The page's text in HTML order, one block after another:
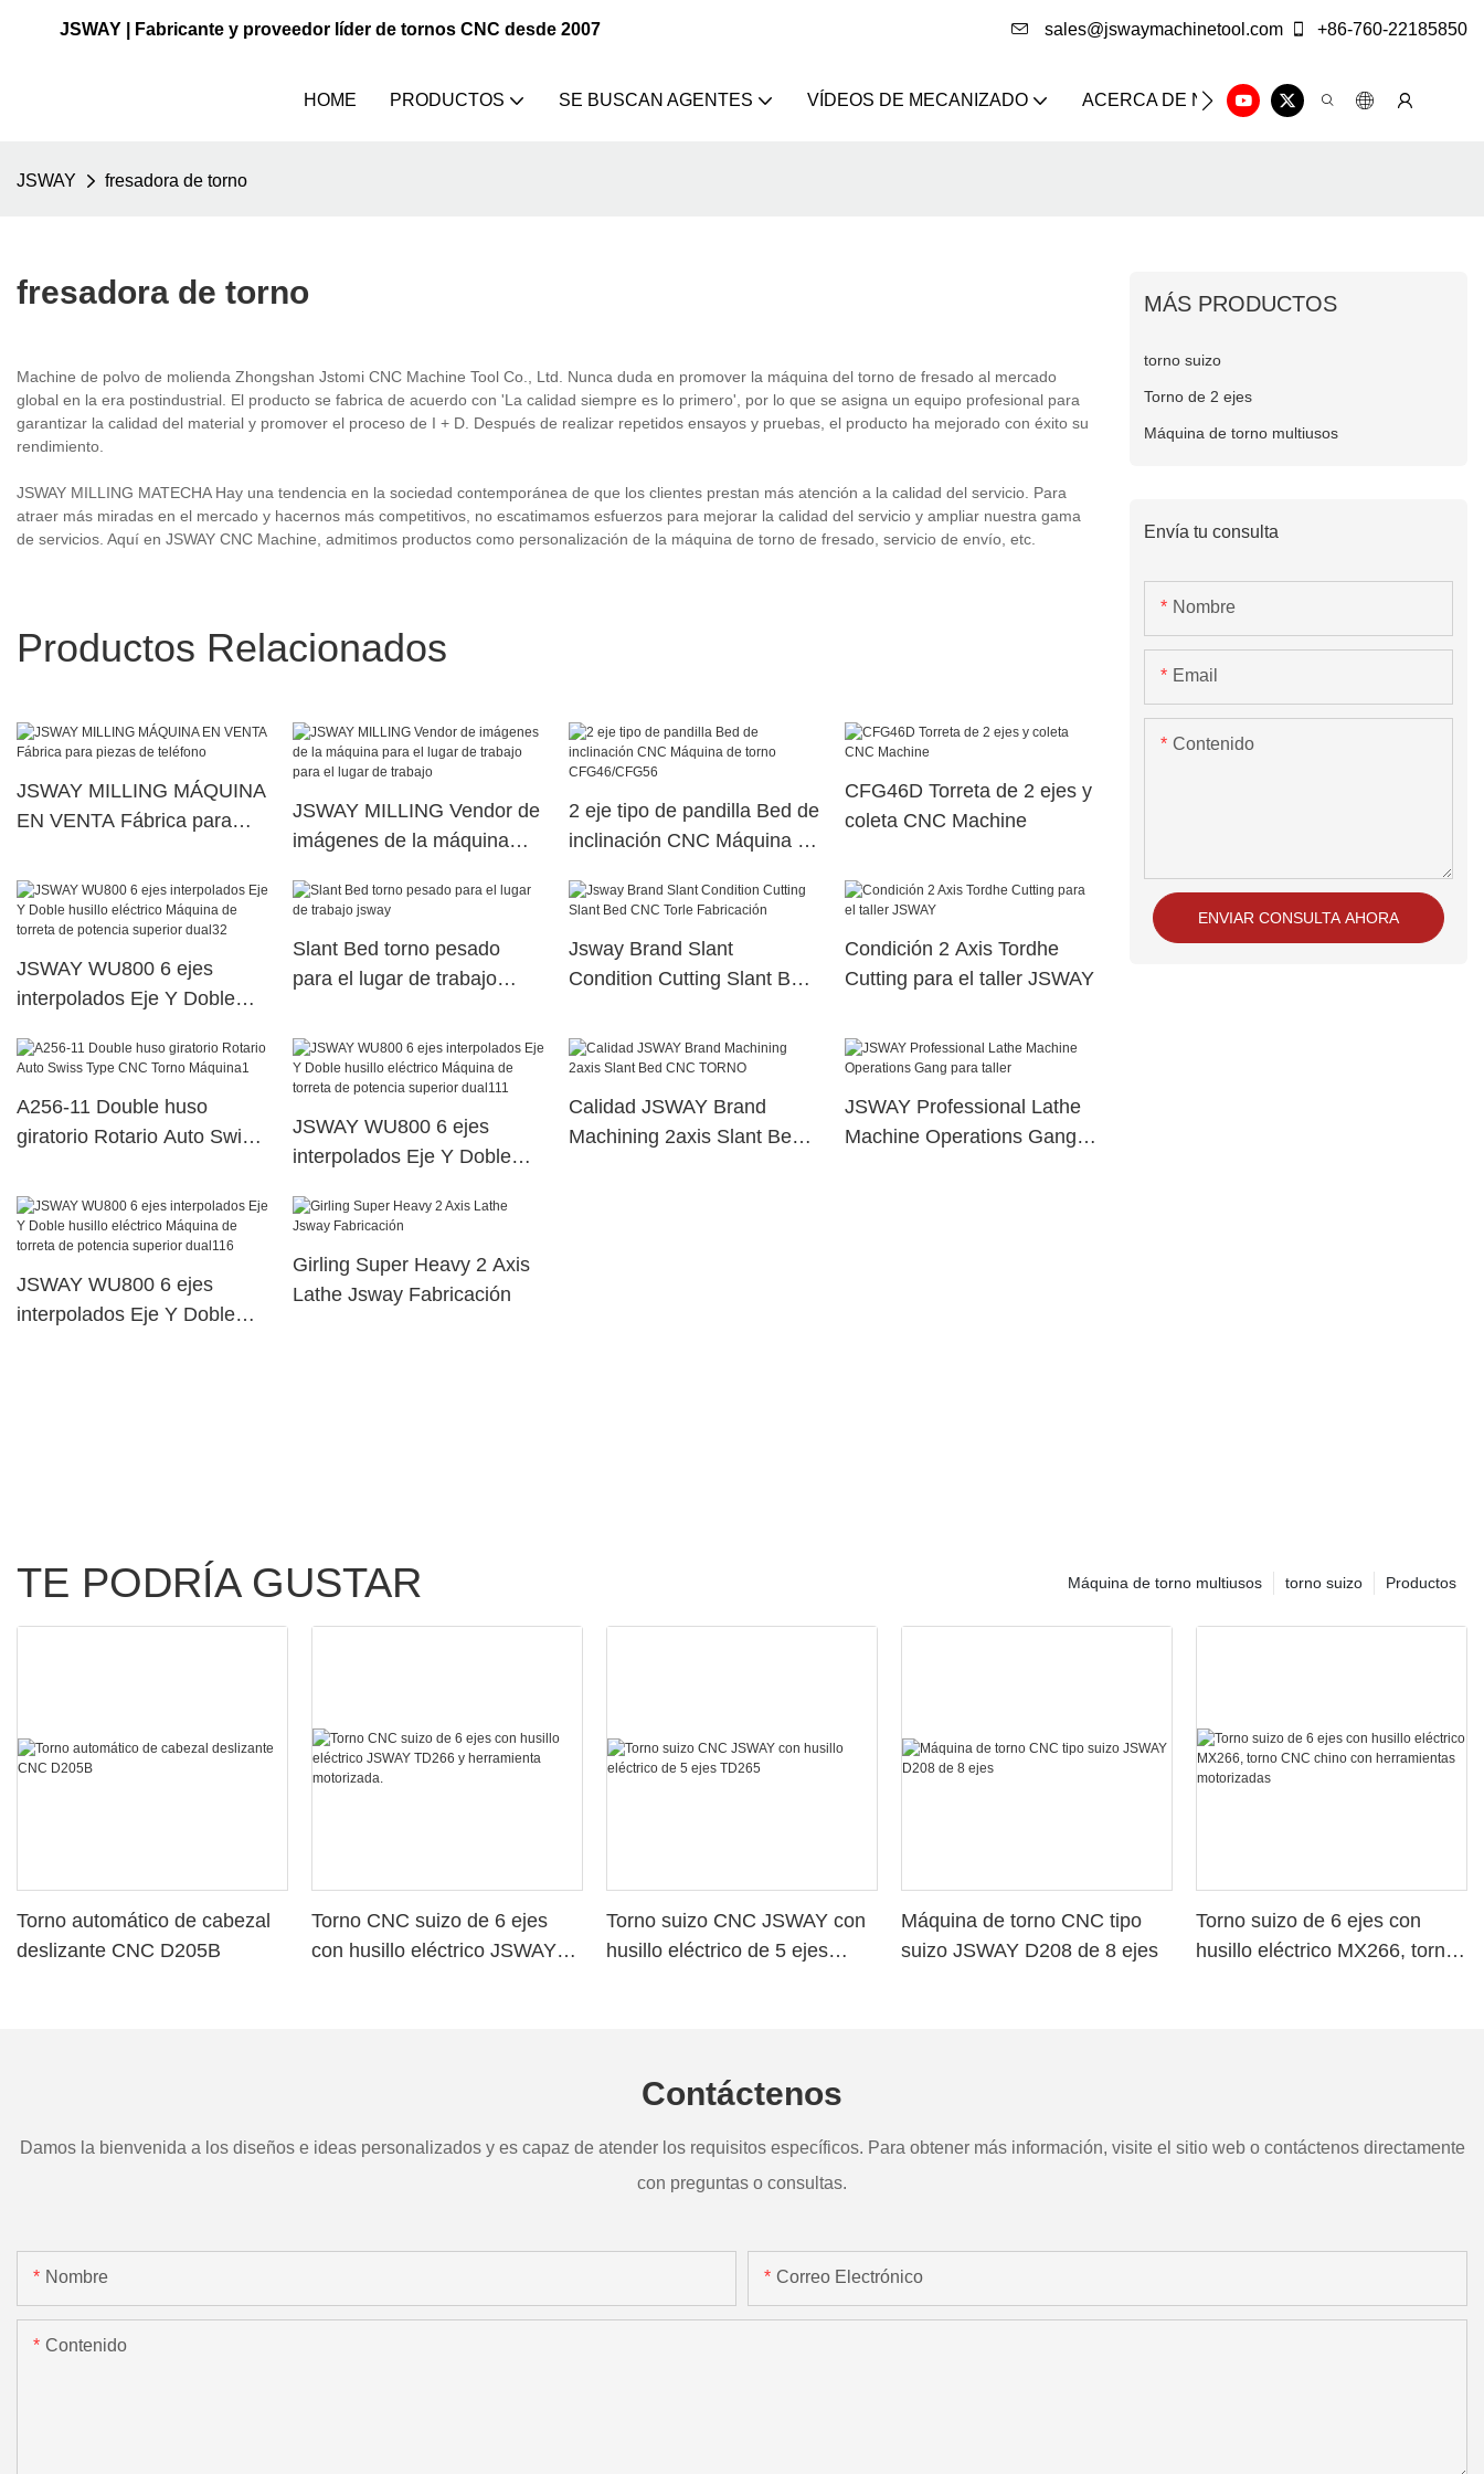
JSWAY | Fabricante y proveedor líder de tornos CNC desde 2007 sales@jswaymachinetool.com +86-760-22185850
HOME PRODUCTOS SE BUSCAN AGENTES VÍDEOS DE MECANIZADO ACERCA DE NOSOTROS SOLUCIÓN
JSWAY fresadora de torno
fresadora de torno
Machine de polvo de molienda Zhongshan Jstomi CNC Machine Tool Co., Ltd. Nunca duda en promover la máquina del torno de fresado al mercado
global en la era postindustrial. El producto se fabrica de acuerdo con 'La calidad siempre es lo primero', por lo que se asigna un equipo profesional para
garantizar la calidad del material y promover el proceso de I + D. Después de realizar repetidos ensayos y pruebas, el producto ha mejorado con éxito su
rendimiento.
JSWAY MILLING MATECHA Hay una tendencia en la sociedad contemporánea de que los clientes prestan más atención a la calidad del servicio. Para
atraer más miradas en el mercado y hacernos más competitivos, no escatimamos esfuerzos para mejorar la calidad del servicio y ampliar nuestra gama
de servicios. Aquí en JSWAY CNC Machine, admitimos productos como personalización de la máquina de torno de fresado, servicio de envío, etc.
Productos Relacionados
JSWAY MILLING MÁQUINA
EN VENTA Fábrica para
JSWAY MILLING Vendor de
imágenes de la máquina
el lugar de trabajo
2 eje tipo de pandilla Bed de
inclinación CNC Máquina de
CFG46D Torreta de 2 ejes y
coleta CNC Machine
JSWAY WU800 6 ejes
interpolados Eje Y Doble
torreta de potencia superior
Slant Bed torno pesado
para el lugar de trabajo
Jsway Brand Slant
Condition Cutting Slant Bed
Condición 2 Axis Tordhe
Cutting para el taller JSWAY
A256-11 Double huso
giratorio Rotario Auto Swiss
JSWAY WU800 6 ejes
interpolados Eje Y Doble
torreta de potencia superior
Calidad JSWAY Brand
Machining 2axis Slant Bed
JSWAY Professional Lathe
Machine Operations Gang
JSWAY WU800 6 ejes
interpolados Eje Y Doble
Girling Super Heavy 2 Axis
Lathe Jsway Fabricación
MÁS PRODUCTOS
torno suizo
Torno de 2 ejes
Máquina de torno multiusos
Envía tu consulta
Nombre
Email
Contenido
ENVIAR CONSULTA AHORA
TE PODRÍA GUSTAR Productos
torno suizo
Máquina de torno multiusos
Torno automático de cabezal
deslizante CNC D205B
Torno CNC suizo de 6 ejes
con husillo eléctrico JSWAY
Torno suizo CNC JSWAY con
husillo eléctrico de 5 ejes
Máquina de torno CNC tipo
suizo JSWAY D208 de 8 ejes
Torno suizo de 6 ejes con
husillo eléctrico MX266, torno
Contáctenos
Damos la bienvenida a los diseños e ideas personalizados y es capaz de atender los requisitos específicos. Para obtener más información, visite el sitio web o contáctenos directamente
con preguntas o consultas.
Nombre Correo Electrónico
Contenido